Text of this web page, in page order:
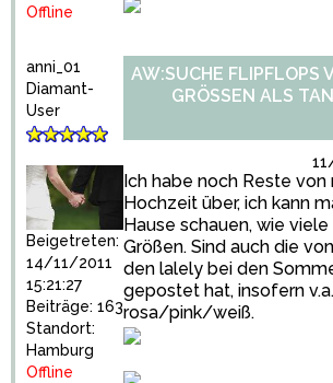
Offline
anni_01
Diamant-
User
Beigetreten:
14/11/2011
15:21:27
Beiträge: 163
Standort:
Hamburg
Offline
AW:SUCHE FLIPFLOPS
GRÖSSEN ALS
Ich habe noch Reste von
Hochzeit über, ich kann
Hause schauen, wie
Größen. Sind auch die
den lalely bei den
gepostet hat, insofern v.a.
rosa/pink/weiß.